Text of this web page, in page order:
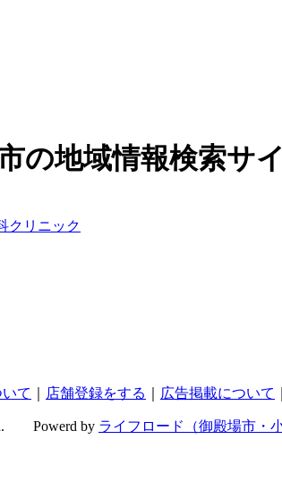
の地域情報検索サイ
クリニック
て 店舗登録をする 広告掲載について
Powerd by ライフロード（御殿場市・